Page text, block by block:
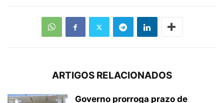
ARTIGOS RELACIONADOS
Governo prorroga prazo de